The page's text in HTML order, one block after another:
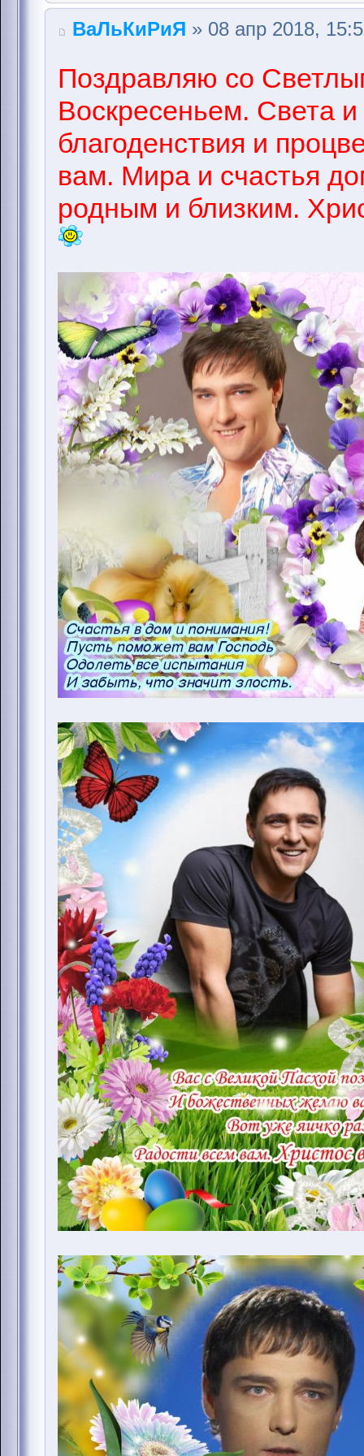
ВаЛьКиРиЯ » 08 апр 2018,
Поздравляю со
Воскресеньем. Света
благоденствия и
вам. Мира и счастья
родным и близким.